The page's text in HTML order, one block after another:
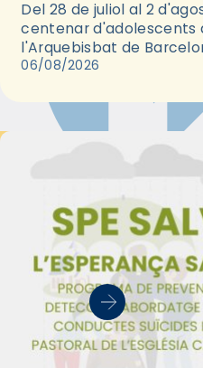
Del 28 de juliol al 2
centenar d'adolescents
l'Arquebisbat de
les convivències Be
06/08/2026